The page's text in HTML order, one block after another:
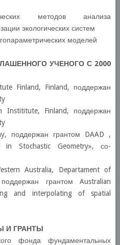
методов анализа
экологических систем
моделей
УЧЕНОГО С 2000
Finland, Finland, поддержан
Instititute, Finland, поддержан
поддержан грантом DAAD ,
in Stochastic Geometry», со-
Australia, Departament of
грантом Australian
and interpolating of spatial
И ГРАНТЫ
фонда фундаментальных